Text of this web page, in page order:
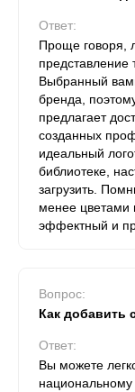
Ответ:
Проще говоря,
представление
Выбранный
бренда,
предлагает
созданных
идеальный
библиотеке,
загрузить.
менее цветами
эффектный и
Вопрос:
Как добавить
Ответ:
Вы можете
национальному